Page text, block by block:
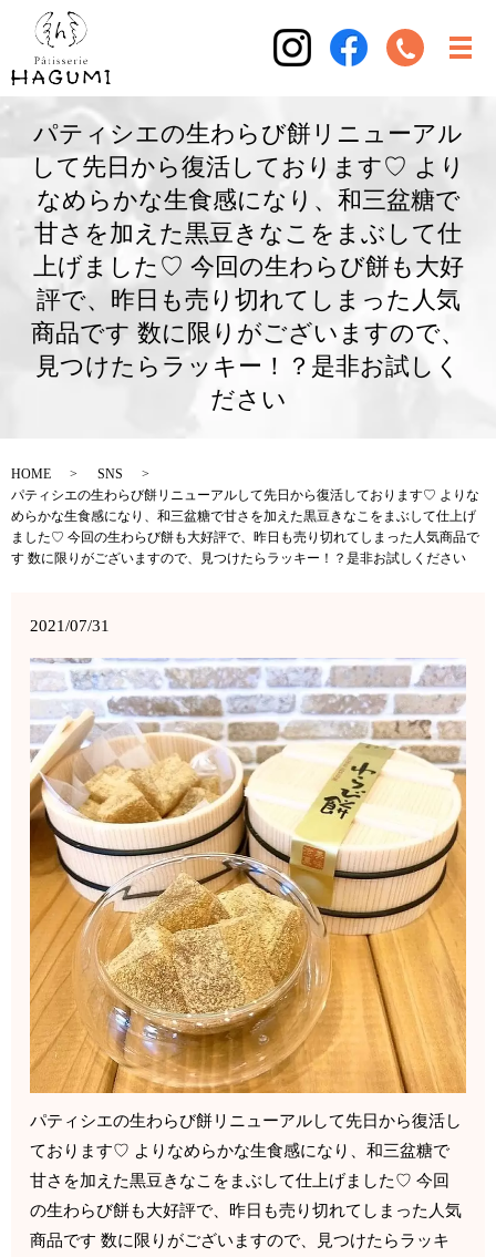
パティシエの生わらび餅リニューアル
して先日から復活しております♡ より
なめらかな生食感になり、和三盆糖で
甘さを加えた黒豆きなこをまぶして仕
上げました♡ 今回の生わらび餅も大好
評で、昨日も売り切れてしまった人気
商品です 数に限りがございますので、
見つけたらラッキー！？是非お試しく
ださい
HOME
SNS
パティシエの生わらび餅リニューアルして先日から復活しております♡ よりな
めらかな生食感になり、和三盆糖で甘さを加えた黒豆きなこをまぶして仕上げ
ました♡ 今回の生わらび餅も大好評で、昨日も売り切れてしまった人気商品で
す 数に限りがございますので、見つけたらラッキー！？是非お試しください
2021/07/31
パティシエの生わらび餅リニューアルして先日から復活し
ております♡ よりなめらかな生食感になり、和三盆糖で
甘さを加えた黒豆きなこをまぶして仕上げました♡ 今回
の生わらび餅も大好評で、昨日も売り切れてしまった人気
商品です 数に限りがございますので、見つけたらラッキ